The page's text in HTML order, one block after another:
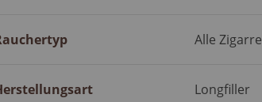
Alle
Longfiller